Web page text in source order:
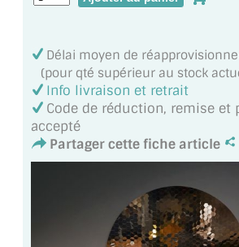
MIROIR TV
VERRE EXTRACLAIR
VERRE TREMPÉ (SÉCURIT)
PAROI DE DOUCHE
VERRE ANTI-REFLET
Délai moyen de
(pour qté supérieur au stock
Info livraison et retrait
Code de réduction, remise et
accepté
Partager cette fiche article